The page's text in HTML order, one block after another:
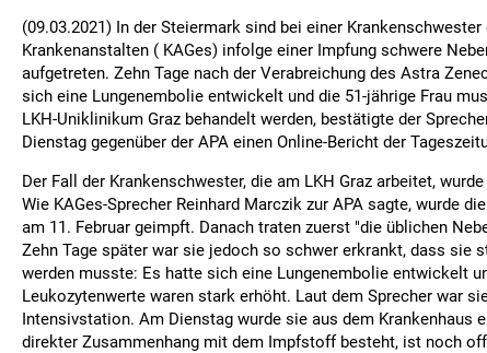
(09.03.2021) In der Steiermark sind bei einer
Krankenanstalten ( KAGes) infolge einer Impfung schwere
aufgetreten. Zehn Tage nach der Verabreichung des Astra
sich eine Lungenembolie entwickelt und die 51-jährige Frau
LKH-Uniklinikum Graz behandelt werden, bestätigte der
Dienstag gegenüber der APA einen Online-Bericht der
Der Fall der Krankenschwester, die am LKH Graz arbeitet,
Wie KAGes-Sprecher Reinhard Marczik zur APA sagte, wurde
am 11. Februar geimpft. Danach traten zuerst "die üblichen
Zehn Tage später war sie jedoch so schwer erkrankt, dass sie
werden musste: Es hatte sich eine Lungenembolie entwickelt
Leukozytenwerte waren stark erhöht. Laut dem Sprecher war
Intensivstation. Am Dienstag wurde sie aus dem Krankenhaus
direkter Zusammenhang mit dem Impfstoff besteht, ist noch